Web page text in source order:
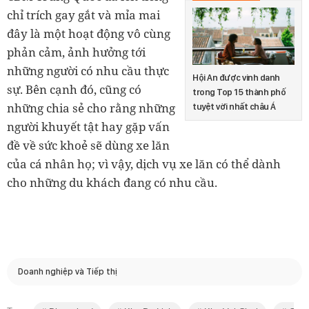
Hội An được vinh danh
trong Top 15 thành phố
tuyệt vời nhất châu Á
chỉ trích gay gắt và mỉa mai
đây là một hoạt động vô cùng
phản cảm, ảnh hưởng tới
những người có nhu cầu thực
sự. Bên cạnh đó, cũng có
những chia sẻ cho rằng những
người khuyết tật hay gặp vấn
đề về sức khoẻ sẽ dùng xe lăn
của cá nhân họ; vì vậy, dịch vụ xe lăn có thể dành
cho những du khách đang có nhu cầu.
Doanh nghiệp và Tiếp thị